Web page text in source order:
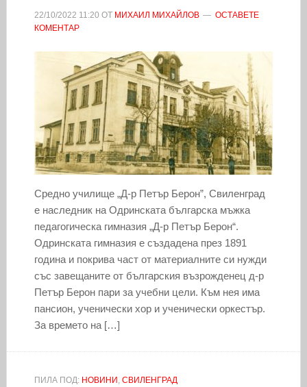
22/10/2022 11:20 ОТ МИХАИЛ МИХАЙЛОВ
ОСТАВЕТЕ
КОМЕНТАР
Средно училище „Д-р Петър Берон”, Свиленград
е наследник на Одринската българска мъжка
педагогическа гимназия „Д-р Петър Берон“.
Одринската гимназия е създадена през 1891
година и покрива част от материалните си нужди
със завещаните от българския възрожденец д-р
Петър Берон пари за учебни цели. Към нея има
пансион, ученически хор и ученически оркестър.
За времето на […]
ПИЛА ПОД: НОВИНИ , СВИЛЕНГРАД